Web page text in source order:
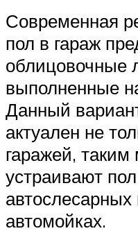
Современная
пол в гараж
облицовочные
выполненные
Данный
актуален не
гаражей,
устраивают
автослесарных
автомойках.